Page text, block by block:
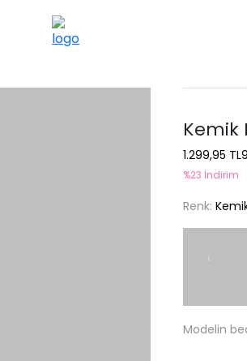
2500 TL üzeri ücretsiz kargo
Kemik
1.299,95 TL
%23 İndirim
Renk:
Modelin